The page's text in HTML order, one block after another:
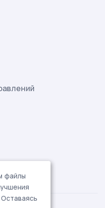
файлы